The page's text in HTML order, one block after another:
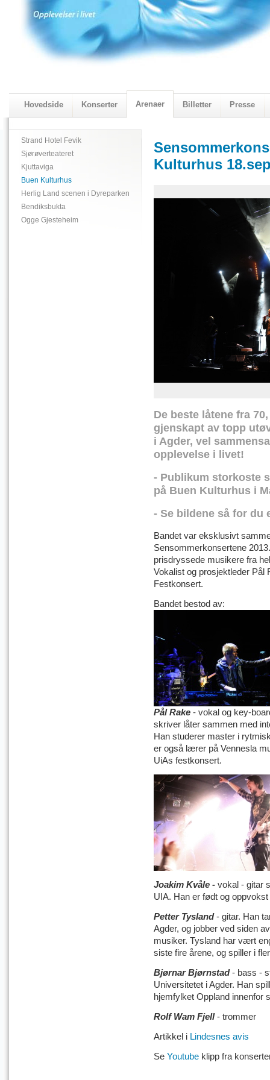
Hovedside Konserter Arenaer Billetter Presse
2018 Programmet Visningskatalogen 2018
Strand Hotel Fevik
Sjørøverteateret
Kjuttaviga
Buen Kulturhus
Herlig Land scenen i Dyreparken
Bendiksbukta
Ogge Gjesteheim
Kulturhus
De beste låtene fra
gjenskapt av topp
i Agder, vel
opplevelse i livet!
- Publikum storkoste
på Buen Kulturhus i
- Se bildene så for du
Bandet var eksklusivt
Sensommerkonsertene
prisdryssede musikere fra
Vokalist og prosjektleder Pål
Festkonsert.
Bandet bestod av:
Pål Rake - vokal og key-
skriver låter sammen med
Han studerer master i
er også lærer på Vennesla
UiAs festkonsert.
Joakim Kvåle - vokal - gitar
UIA. Han er født og
Petter Tysland- gitar. Han
Agder, og jobber ved siden
musiker. Tysland har vært
siste fire årene, og spiller i
Bjørnar Bjørnstad- bass -
Universitetet i Agder. Han
hjemfylket Oppland innenfor
Rolf Wam Fjell- trommer
Artikkel i Lindesnes avis
Se Youtube klipp fra